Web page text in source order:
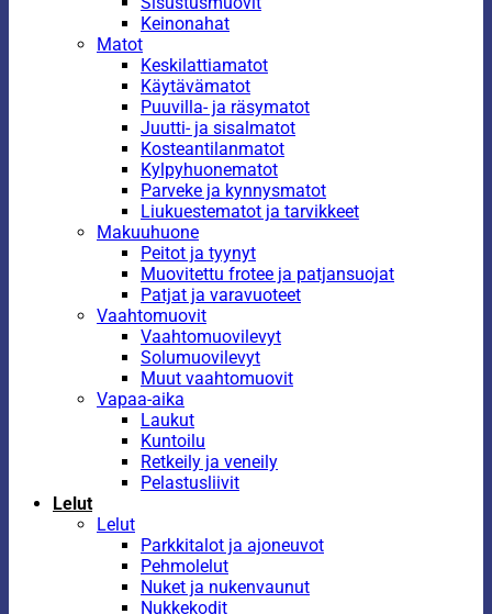
Keinonahat
Matot
Keskilattiamatot
Käytävämatot
Puuvilla- ja räsymatot
Juutti- ja sisalmatot
Kosteantilanmatot
Kylpyhuonematot
Parveke ja kynnysmatot
Liukuestematot ja tarvikkeet
Makuuhuone
Peitot ja tyynyt
Muovitettu frotee ja patjansuojat
Patjat ja varavuoteet
Vaahtomuovit
Vaahtomuovilevyt
Solumuovilevyt
Muut vaahtomuovit
Vapaa-aika
Laukut
Kuntoilu
Retkeily ja veneily
Pelastusliivit
Lelut
Lelut
Parkkitalot ja ajoneuvot
Pehmolelut
Nuket ja nukenvaunut
Nukkekodit